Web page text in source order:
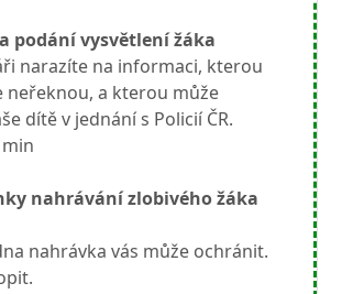
podání vysvětlení žáka
narazíte na informaci, kterou
neřeknou, a kterou může
dítě v jednání s Policií ČR.
nahrávání zlobivého žáka
nahrávka vás může ochránit.